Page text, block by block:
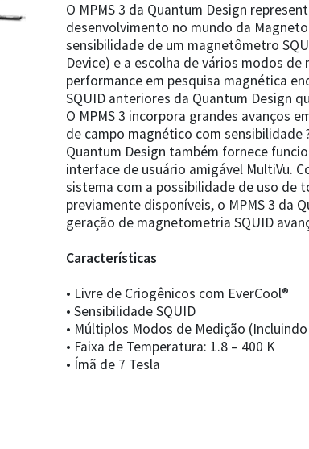
O MPMS 3 da Quantum Design
desenvolvimento no mundo da
sensibilidade de um magnetômetro
Device) e a escolha de vários modos
performance em pesquisa magnética
SQUID anteriores da Quantum Design
O MPMS 3 incorpora grandes avanços
de campo magnético com sensibilidade
Quantum Design também fornece
interface de usuário amigável MultiVu.
sistema com a possibilidade de uso de
previamente disponíveis, o MPMS 3 da
geração de magnetometria SQUID
Características
• Livre de Criogênicos com EverCool®
• Sensibilidade SQUID
• Múltiplos Modos de Medição
• Faixa de Temperatura: 1.8 – 400 K
• Ímã de 7 Tesla